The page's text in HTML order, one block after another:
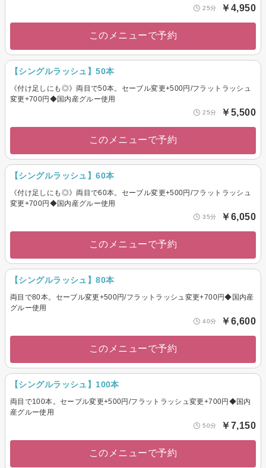
25分 ￥4,950
このメニューで予約
【シングルラッシュ】50本
《付け足しにも◎》両目で50本。セーブル変更+500円/フラットラッシュ
変更+700円◆国内産グルー使用
25分 ￥5,500
このメニューで予約
【シングルラッシュ】60本
《付け足しにも◎》両目で60本。セーブル変更+500円/フラットラッシュ
変更+700円◆国内産グルー使用
35分 ￥6,050
このメニューで予約
【シングルラッシュ】80本
両目で80本。セーブル変更+500円/フラットラッシュ変更+700円◆国内産
グルー使用
40分 ￥6,600
このメニューで予約
【シングルラッシュ】100本
両目で100本。セーブル変更+500円/フラットラッシュ変更+700円◆国内
産グルー使用
50分 ￥7,150
このメニューで予約